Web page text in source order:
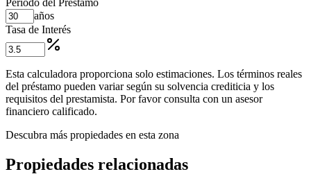
años
Tasa de Interés
Esta calculadora proporciona solo estimaciones. Los términos reales
del préstamo pueden variar según su solvencia crediticia y los
requisitos del prestamista. Por favor consulta con un asesor
financiero calificado.
Descubra más propiedades en esta zona
Propiedades relacionadas